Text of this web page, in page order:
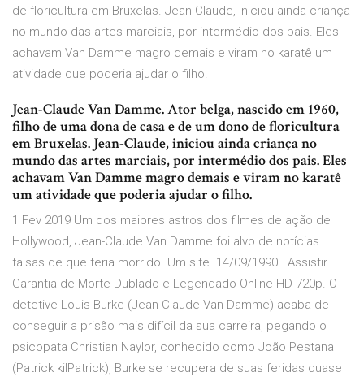
de floricultura em Bruxelas. Jean-Claude, iniciou ainda criança
no mundo das artes marciais, por intermédio dos pais. Eles
achavam Van Damme magro demais e viram no karatê um
atividade que poderia ajudar o filho.
Jean-Claude Van Damme. Ator belga, nascido em 1960,
filho de uma dona de casa e de um dono de floricultura
em Bruxelas. Jean-Claude, iniciou ainda criança no
mundo das artes marciais, por intermédio dos pais. Eles
achavam Van Damme magro demais e viram no karatê
um atividade que poderia ajudar o filho.
1 Fev 2019 Um dos maiores astros dos filmes de ação de
Hollywood, Jean-Claude Van Damme foi alvo de notícias
falsas de que teria morrido. Um site 14/09/1990 · Assistir
Garantia de Morte Dublado e Legendado Online HD 720p. O
detetive Louis Burke (Jean Claude Van Damme) acaba de
conseguir a prisão mais difícil da sua carreira, pegando o
psicopata Christian Naylor, conhecido como João Pestana
(Patrick kilPatrick), Burke se recupera de suas feridas quase